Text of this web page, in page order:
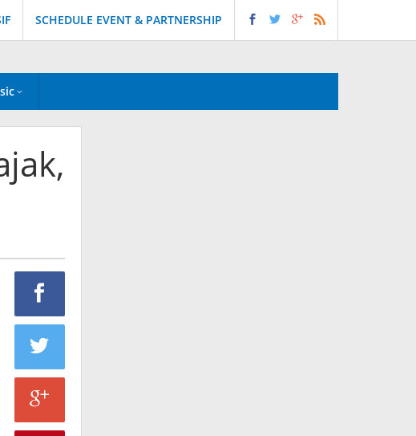
SCHEDULE EVENT & PARTNERSHIP